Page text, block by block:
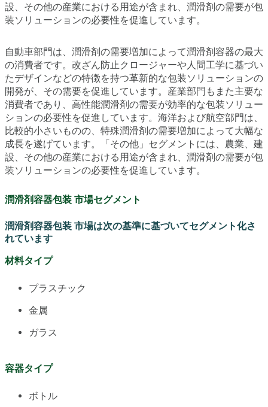
設、その他の産業における用途が含まれ、潤滑剤の需要が包
装ソリューションの必要性を促進しています。
自動車部門は、潤滑剤の需要増加によって潤滑剤容器の最大
の消費者です。改ざん防止クロージャーや人間工学に基づい
たデザインなどの特徴を持つ革新的な包装ソリューションの
開発が、その需要を促進しています。産業部門もまた主要な
消費者であり、高性能潤滑剤の需要が効率的な包装ソリュー
ションの必要性を促進しています。海洋および航空部門は、
比較的小さいものの、特殊潤滑剤の需要増加によって大幅な
成長を遂げています。「その他」セグメントには、農業、建
設、その他の産業における用途が含まれ、潤滑剤の需要が包
装ソリューションの必要性を促進しています。
潤滑剤容器包装 市場セグメント
潤滑剤容器包装 市場は次の基準に基づいてセグメント化さ
れています
材料タイプ
プラスチック
金属
ガラス
容器タイプ
ボトル